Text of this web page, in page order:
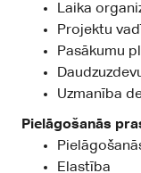
Laika
Projektu
Pasākumu
Uzmanība
Pielāgošanās
Elastība